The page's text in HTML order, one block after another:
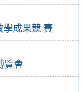
學成果競 賽
覽會